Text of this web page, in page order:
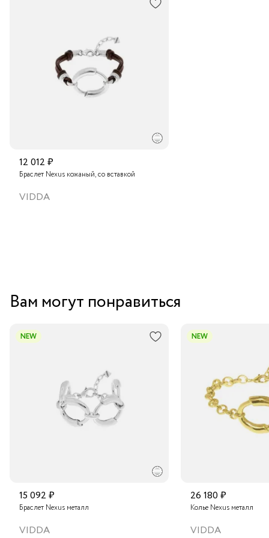
Бутик "La Nature" в ТЦ "Ереван-плаза", Москва
Бутик "La Nature" в ТЦ "Калужский", Москва
Бутик "La Nature" в Центральном Детском Магазине,
Подробнее о сроках доставки
12 012 ₽
Браслет Nexus кожаный, со вставкой
VIDDA
Вам могут понравиться
NEW
15 092 ₽
Браслет Nexus металл
VIDDA
NEW
26 180 ₽
Колье Nexus металл
VIDDA